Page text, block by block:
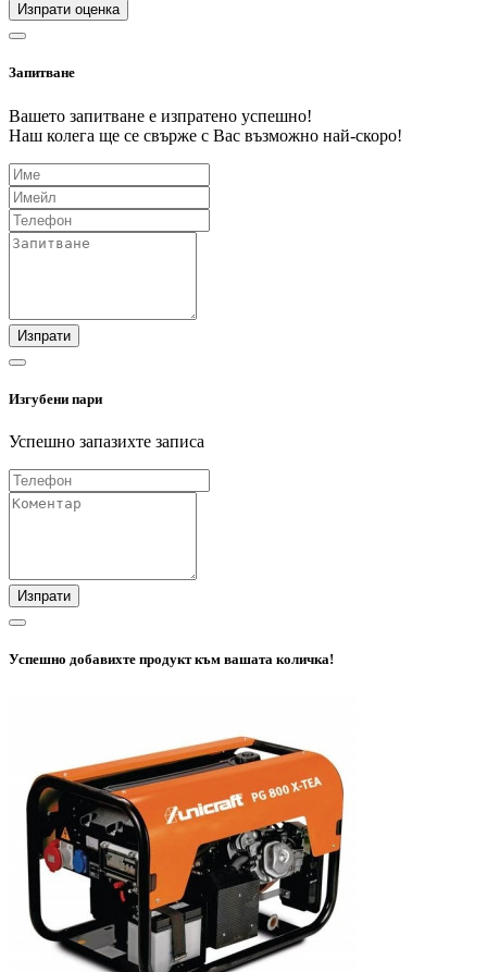
Изпрати оценка
Запитване
Вашето запитване е изпратено успешно!
Наш колега ще се свърже с Вас възможно най-скоро!
Изпрати
Изгубени пари
Успешно запазихте записа
Изпрати
Успешно добавихте продукт към вашата количка!